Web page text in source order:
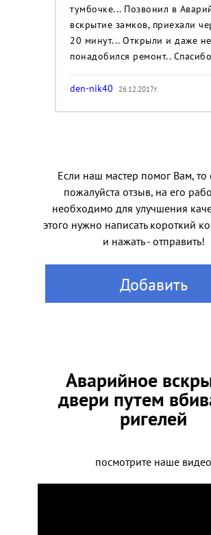
тумбочке... Позвонил в
вскрытие замков, приехали
20 минут... Открыли и даже не
понадобился ремонт..
den-nik40 26.12.2017г.
Если наш мастер помог Вам, то
пожалуйста отзыв, на его
необходимо для улучшения
этого нужно написать короткий
и нажать - отправить!
Добавить
Аварийное
двери путем
ригелей
посмотрите наше видео